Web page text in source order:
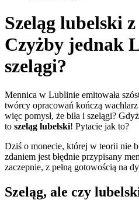
Szeląg lubelski
Czyżby jednak
szelągi?
Mennica w Lublinie emitowała
twórcy opracowań kończą
więc pomysł, że biła i szelągi?
to szeląg lubelski! Pytacie jak to?
Dziś o monecie, której w teorii nie
zdaniem jest błędnie przypisany
zaczepnie, z pełną gotowością na
Szeląg, ale czy